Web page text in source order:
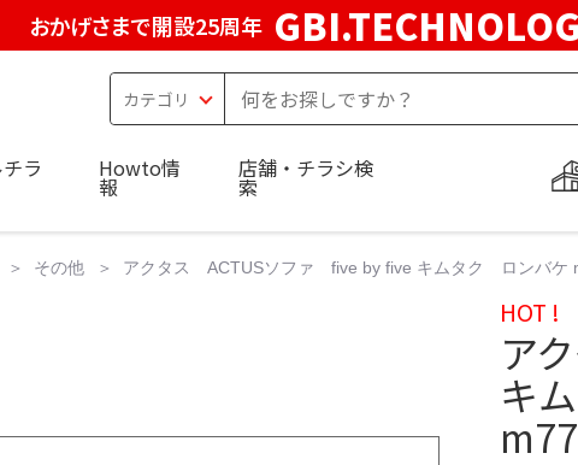
おかげさまで開設25周年
ラ Howto情
報
店舗・チラシ検
索
その他 アクタス ACTUSソファ five by five キムタク ロンバケ
HOT !
ア
キ